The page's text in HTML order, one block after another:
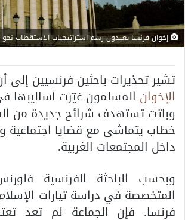
إخوان فرنسا يعيدون رسم استراتيجيات الاستقطاب نحو
تشير تحذيرات باحثين فرنسيين إلى
الإخوان المسلمون غيّرت أساليبها
وباتت تستهدف شرائح جديدة من
خطاب يتماشى مع قضايا اجتماعية
داخل المجتمعات الغربية.
وبحسب الباحثة الفرنسية
المتخصصة في دراسة تيارات
فرنسا. فإن الجماعة لم تعد